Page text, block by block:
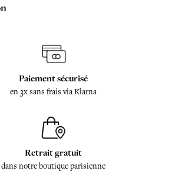
Paiement sécurisé
en 3x sans frais via Klarna
Retrait gratuit
dans notre boutique parisienne